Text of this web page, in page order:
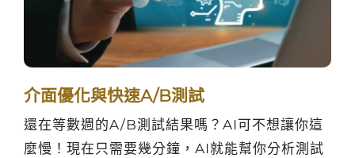
介面優化與快速A/B測試
還在等數週的A/B測試結果嗎？AI可不想讓你這
麼慢！現在只需要幾分鐘，AI就能幫你分析測試